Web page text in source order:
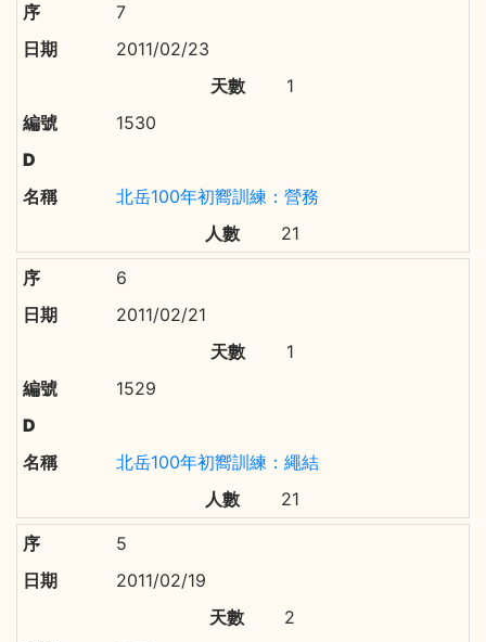
7
2011/02/23
1
1530
北岳100年初嚮訓練：營務
21
6
2011/02/21
1
1529
北岳100年初嚮訓練：繩結
21
5
2011/02/19
2